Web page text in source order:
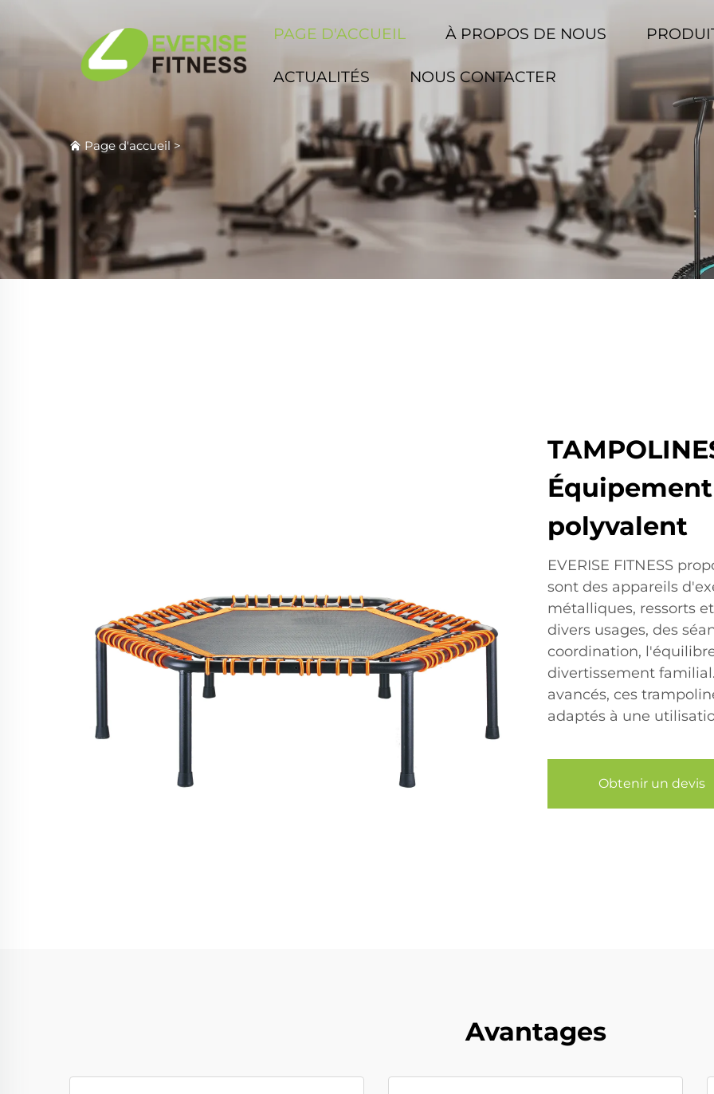
PAGE D'ACCUEIL À PROPOS DE NOUS
ACTUALITÉS NOUS CONTACTER
Page d'accueil>
polyvalent
EVERISE FITNESS
sont des appareils
métalliques, ressorts
divers usages, des
coordination,
divertissement
avancés, ces
adaptés à une
Obtenir un devis
Avantages